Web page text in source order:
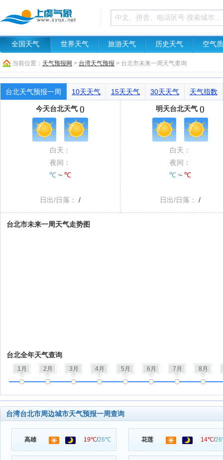
全国天气 世界天气 旅游天气 历史天气 空气
当前位置： 天气预报网 > 台湾天气预报 > 台北市未来一周天气查询
台北天气预报一周 10天天气 15天天气 30天天气 天气指数
今天台北天气 ()
白天：
夜间：
℃ ~ ℃
日出/日落： /
明天台北天气 ()
白天：
夜间：
℃ ~ ℃
日出/日落： /
台北市未来一周天气走势图
台北全年天气查询
1月 2月 3月 4月 5月 6月 7月 8月
台湾台北市周边城市天气预报一周查询
高雄 19℃/26℃ 花莲 14℃/